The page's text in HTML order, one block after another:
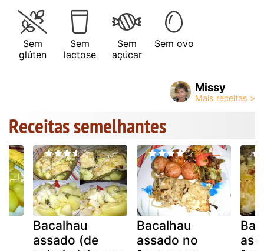
Sem
glúten
Sem
lactose
Sem
açúcar
Sem ovo
Missy
Receitas semelhantes
Bacalhau
assado (de
Bacalhau
assado no